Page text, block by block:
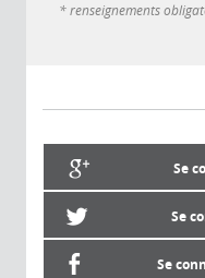
* renseignements
Se
Se
Se